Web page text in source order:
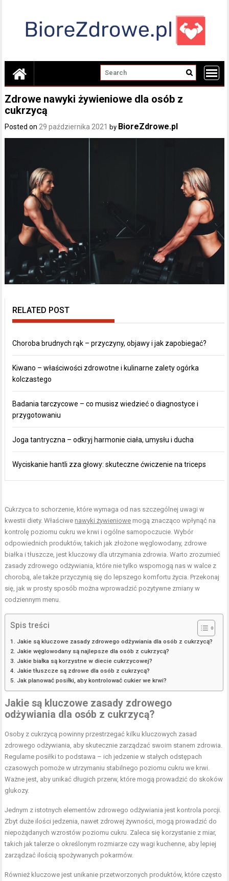
Zdrowe nawyki żywieniowe dla osób z
cukrzycą
Posted on 29 października 2021 by BioreZdrowe.pl
RELATED POST
Choroba brudnych rąk – przyczyny, objawy i jak zapobiegać?
Kiwano – właściwości zdrowotne i kulinarne zalety ogórka
kolczastego
Badania tarczycowe – co musisz wiedzieć o diagnostyce i
przygotowaniu
Joga tantryczna – odkryj harmonie ciała, umysłu i ducha
Wyciskanie hantli zza głowy: skuteczne ćwiczenie na triceps
Cukrzyca to schorzenie, które wymaga od nas szczególnej uwagi w
kwestii diety. Właściwe nawyki żywieniowe mogą znacząco wpłynąć na
kontrolę poziomu cukru we krwi i ogólne samopoczucie. Wybór
odpowiednich produktów, takich jak złożone węglowodany, zdrowe
białka i tłuszcze, jest kluczowy dla utrzymania zdrowia. Warto zrozumieć
zasady zdrowego odżywiania, które nie tylko wspomogą nas w walce z
chorobą, ale także przyczynią się do lepszego komfortu życia. Przekonaj
się, jak w prosty sposób można wprowadzić pozytywne zmiany w
codziennym menu.
Spis treści
Jakie są kluczowe zasady zdrowego odżywiania dla osób z cukrzycą?
Jakie węglowodany są najlepsze dla osób z cukrzycą?
Jakie białka są korzystne w diecie cukrzycowej?
Jakie tłuszcze są zdrowe dla osób z cukrzycą?
Jak planować posiłki, aby kontrolować cukier we krwi?
Jakie są kluczowe zasady zdrowego
odżywiania dla osób z cukrzycą?
Osoby z cukrzycą powinny przestrzegać kilku kluczowych zasad
zdrowego odżywiania, aby skutecznie zarządzać swoim stanem zdrowia.
Regularne posiłki to podstawa – ich jedzenie w stałych odstępach
czasowych pomoże w utrzymaniu stabilnego poziomu cukru we krwi.
Ważne jest, aby unikać długich przerw, które mogą prowadzić do skoków
glukozy.
Jednym z istotnych elementów zdrowego odżywiania jest kontrola porcji.
Zbyt duże ilości jedzenia, nawet zdrowej żywności, mogą prowadzić do
niepożądanych wzrostów poziomu cukru. Zaleca się korzystanie z miar,
takich jak talerze o określonym rozmiarze czy wagi kuchenne, aby lepiej
zarządzać ilością spożywanych pokarmów.
Również kluczowe jest unikanie przetworzonych produktów, które często